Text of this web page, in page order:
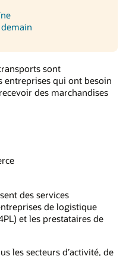
sont
entreprises qui ont besoin
des marchandises
des services
de logistique
et les prestataires de
les secteurs d’activité, de